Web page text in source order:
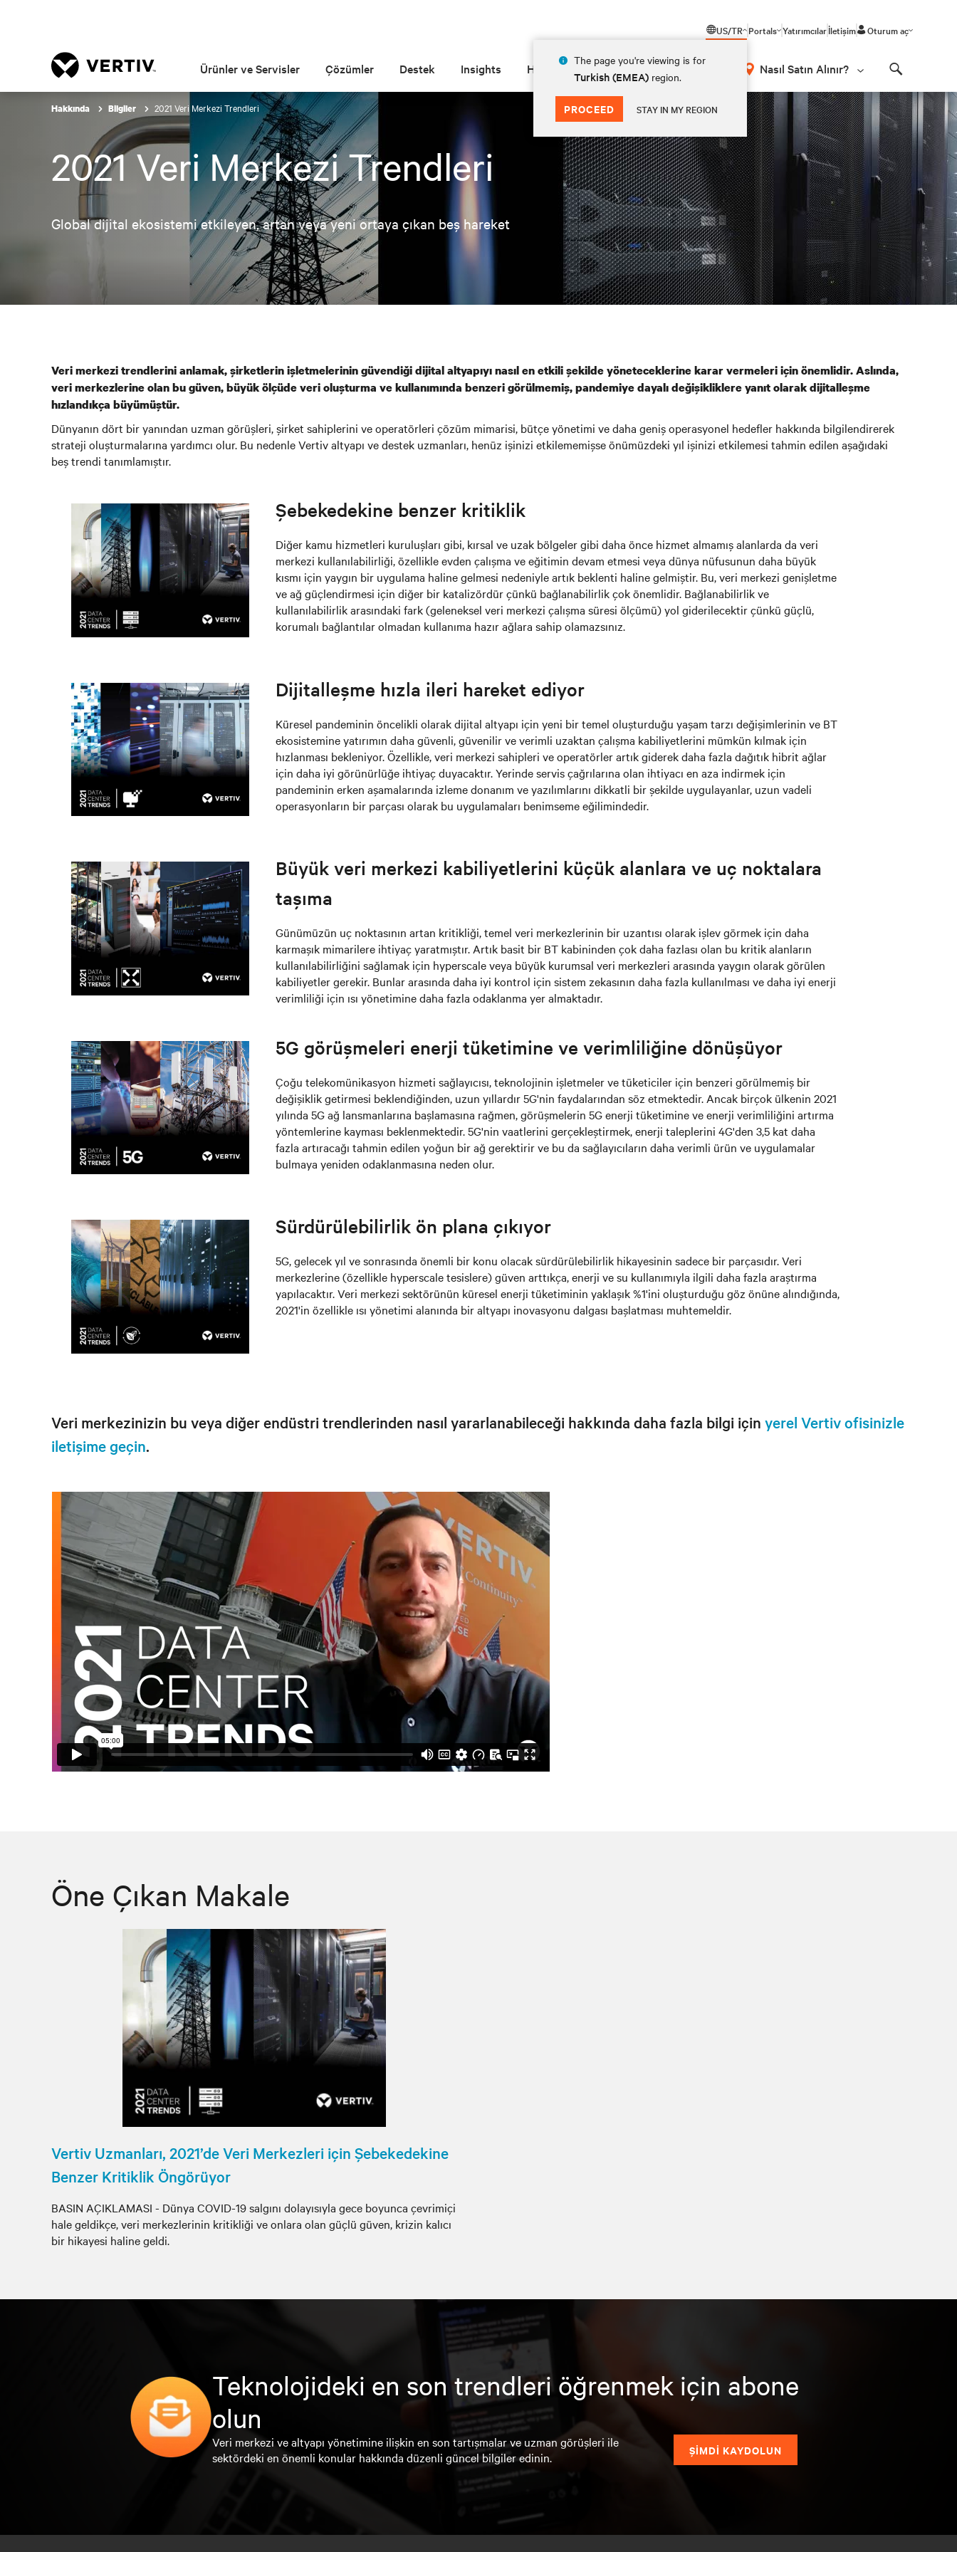
US/TR
The page you're viewing is for
Turkish (EMEA) region.
PROCEED STAY IN MY REGION
Portals Yatırımcılarİletişim Oturum aç
Ürünler ve Servisler Çözümler Destek Insights Hakkında Nasıl Satın Alınır?
Hakkında Bilgiler 2021 Veri Merkezi Trendleri
2021 Veri Merkezi Trendleri
Global dijital ekosistemi etkileyen, artan veya yeni ortaya çıkan beş hareket
Veri merkezi trendlerini anlamak, şirketlerin işletmelerinin güvendiği dijital altyapıyı nasıl en etkili şekilde yöneteceklerine karar vermeleri için önemlidir. Aslında,
veri merkezlerine olan bu güven, büyük ölçüde veri oluşturma ve kullanımında benzeri görülmemiş, pandemiye dayalı değişikliklere yanıt olarak dijitalleşme
hızlandıkça büyümüştür.
Dünyanın dört bir yanından uzman görüşleri, şirket sahiplerini ve operatörleri çözüm mimarisi, bütçe yönetimi ve daha geniş operasyonel hedefler hakkında bilgilendirerek
strateji oluşturmalarına yardımcı olur. Bu nedenle Vertiv altyapı ve destek uzmanları, henüz işinizi etkilememişse önümüzdeki yıl işinizi etkilemesi tahmin edilen aşağıdaki
beş trendi tanımlamıştır.
Şebekedekine benzer kritiklik
Diğer kamu hizmetleri kuruluşları gibi, kırsal ve uzak bölgeler gibi daha önce hizmet almamış alanlarda da veri
merkezi kullanılabilirliği, özellikle evden çalışma ve eğitimin devam etmesi veya dünya nüfusunun daha büyük
kısmı için yaygın bir uygulama haline gelmesi nedeniyle artık beklenti haline gelmiştir. Bu, veri merkezi genişletme
ve ağ güçlendirmesi için diğer bir katalizördür çünkü bağlanabilirlik çok önemlidir. Bağlanabilirlik ve
kullanılabilirlik arasındaki fark (geleneksel veri merkezi çalışma süresi ölçümü) yol giderilecektir çünkü güçlü,
korumalı bağlantılar olmadan kullanıma hazır ağlara sahip olamazsınız.
Dijitalleşme hızla ileri hareket ediyor
Küresel pandeminin öncelikli olarak dijital altyapı için yeni bir temel oluşturduğu yaşam tarzı değişimlerinin ve BT
ekosistemine yatırımın daha güvenli, güvenilir ve verimli uzaktan çalışma kabiliyetlerini mümkün kılmak için
hızlanması bekleniyor. Özellikle, veri merkezi sahipleri ve operatörler artık giderek daha fazla dağıtık hibrit ağlar
için daha iyi görünürlüğe ihtiyaç duyacaktır. Yerinde servis çağrılarına olan ihtiyacı en aza indirmek için
pandeminin erken aşamalarında izleme donanım ve yazılımlarını dikkatli bir şekilde uygulayanlar, uzun vadeli
operasyonların bir parçası olarak bu uygulamaları benimseme eğilimindedir.
Büyük veri merkezi kabiliyetlerini küçük alanlara ve uç noktalara
taşıma
Günümüzün uç noktasının artan kritikliği, temel veri merkezlerinin bir uzantısı olarak işlev görmek için daha
karmaşık mimarilere ihtiyaç yaratmıştır. Artık basit bir BT kabininden çok daha fazlası olan bu kritik alanların
kullanılabilirliğini sağlamak için hyperscale veya büyük kurumsal veri merkezleri arasında yaygın olarak görülen
kabiliyetler gerekir. Bunlar arasında daha iyi kontrol için sistem zekasının daha fazla kullanılması ve daha iyi enerji
verimliliği için ısı yönetimine daha fazla odaklanma yer almaktadır.
5G görüşmeleri enerji tüketimine ve verimliliğine dönüşüyor
Çoğu telekomünikasyon hizmeti sağlayıcısı, teknolojinin işletmeler ve tüketiciler için benzeri görülmemiş bir
değişiklik getirmesi beklendiğinden, uzun yıllardır 5G'nin faydalarından söz etmektedir. Ancak birçok ülkenin 2021
yılında 5G ağ lansmanlarına başlamasına rağmen, görüşmelerin 5G enerji tüketimine ve enerji verimliliğini artırma
yöntemlerine kayması beklenmektedir. 5G'nin vaatlerini gerçekleştirmek, enerji taleplerini 4G'den 3,5 kat daha
fazla artıracağı tahmin edilen yoğun bir ağ gerektirir ve bu da sağlayıcıların daha verimli ürün ve uygulamalar
bulmaya yeniden odaklanmasına neden olur.
Sürdürülebilirlik ön plana çıkıyor
5G, gelecek yıl ve sonrasında önemli bir konu olacak sürdürülebilirlik hikayesinin sadece bir parçasıdır. Veri
merkezlerine (özellikle hyperscale tesislere) güven arttıkça, enerji ve su kullanımıyla ilgili daha fazla araştırma
yapılacaktır. Veri merkezi sektörünün küresel enerji tüketiminin yaklaşık %1'ini oluşturduğu göz önüne alındığında,
2021'in özellikle ısı yönetimi alanında bir altyapı inovasyonu dalgası başlatması muhtemeldir.
Veri merkezinizin bu veya diğer endüstri trendlerinden nasıl yararlanabileceği hakkında daha fazla bilgi için yerel Vertiv ofisinizle
iletişime geçin.
Öne Çıkan Makale
Vertiv Uzmanları, 2021’de Veri Merkezleri için Şebekedekine
Benzer Kritiklik Öngörüyor
BASIN AÇIKLAMASI - Dünya COVID-19 salgını dolayısıyla gece boyunca çevrimiçi
hale geldikçe, veri merkezlerinin kritikliği ve onlara olan güçlü güven, krizin kalıcı
bir hikayesi haline geldi.
Teknolojideki en son trendleri öğrenmek için abone
olun
Veri merkezi ve altyapı yönetimine ilişkin en son tartışmalar ve uzman görüşleri ile
sektördeki en önemli konular hakkında düzenli güncel bilgiler edinin.
ŞİMDİ KAYDOLUN